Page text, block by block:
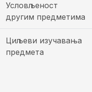
Условљеност
другим предметима
Циљеви изучавања
предмета